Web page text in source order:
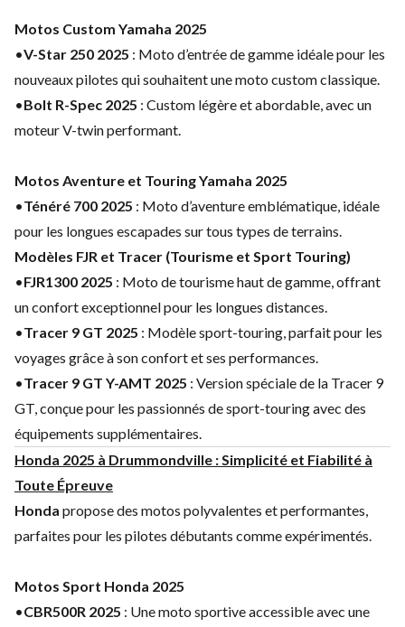
Motos Custom Yamaha 2025
•V-Star 250 2025 : Moto d’entrée de gamme idéale pour les
nouveaux pilotes qui souhaitent une moto custom classique.
•Bolt R-Spec 2025 : Custom légère et abordable, avec un
moteur V-twin performant.
Motos Aventure et Touring Yamaha 2025
•Ténéré 700 2025 : Moto d’aventure emblématique, idéale
pour les longues escapades sur tous types de terrains.
Modèles FJR et Tracer (Tourisme et Sport Touring)
•FJR1300 2025 : Moto de tourisme haut de gamme, offrant
un confort exceptionnel pour les longues distances.
•Tracer 9 GT 2025 : Modèle sport-touring, parfait pour les
voyages grâce à son confort et ses performances.
•Tracer 9 GT Y-AMT 2025 : Version spéciale de la Tracer 9
GT, conçue pour les passionnés de sport-touring avec des
équipements supplémentaires.
Honda 2025 à Drummondville : Simplicité et Fiabilité à
Toute Épreuve
Honda propose des motos polyvalentes et performantes,
parfaites pour les pilotes débutants comme expérimentés.
Motos Sport Honda 2025
•CBR500R 2025 : Une moto sportive accessible avec une